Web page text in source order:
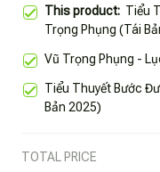
This product: Tiểu
Trọng Phụng (Tái
Vũ Trọng Phụng -
Tiểu Thuyết Bước
Bản 2025)
TOTAL PRICE